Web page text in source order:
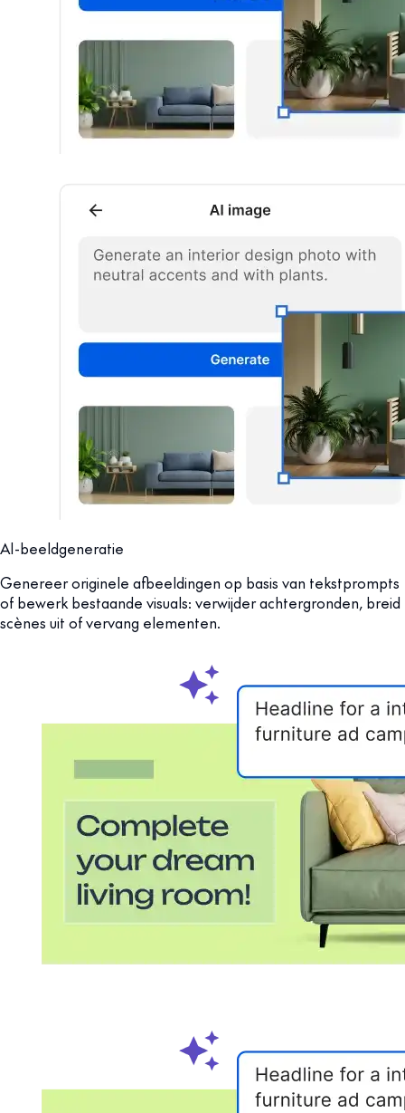
AI-beeldgeneratie
Genereer originele afbeeldingen op basis van tekstprompts
of bewerk bestaande visuals: verwijder achtergronden, breid
scènes uit of vervang elementen.